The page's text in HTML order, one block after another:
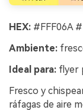
HEX: #FFF06A
Ambiente:
Ideal para: flyer
Fresco y
ráfagas de aire